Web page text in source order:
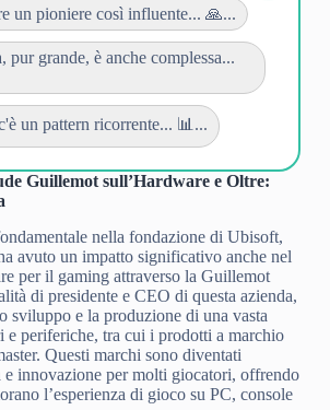
un pioniere così influente... 🙏...
pur grande, è anche complessa...
un pattern ricorrente... 📊...
Guillemot sull’Hardware e Oltre:
nella fondazione di Ubisoft,
avuto un impatto significativo anche nel
per il gaming attraverso la Guillemot
di presidente e CEO di questa azienda,
sviluppo e la produzione di una vasta
e periferiche, tra cui i prodotti a marchio
Questi marchi sono diventati
innovazione per molti giocatori, offrendo
l’esperienza di gioco su PC, console